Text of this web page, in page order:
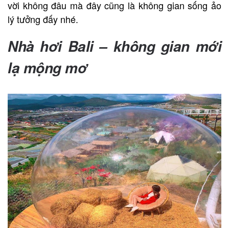
vời không đâu mà đây cũng là không gian sống ảo
lý tưởng đấy nhé.
Nhà hơi Bali– không gian mới
lạ mộng mơ